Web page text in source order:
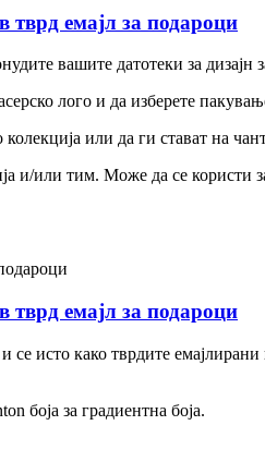
тврд емајл за подароци
вашите датотеки за
лого и да изберете
или да ги стават на
и/или тим. Може да се користи
тврд емајл за подароци
исто како тврдите
боја за градиентна боја.